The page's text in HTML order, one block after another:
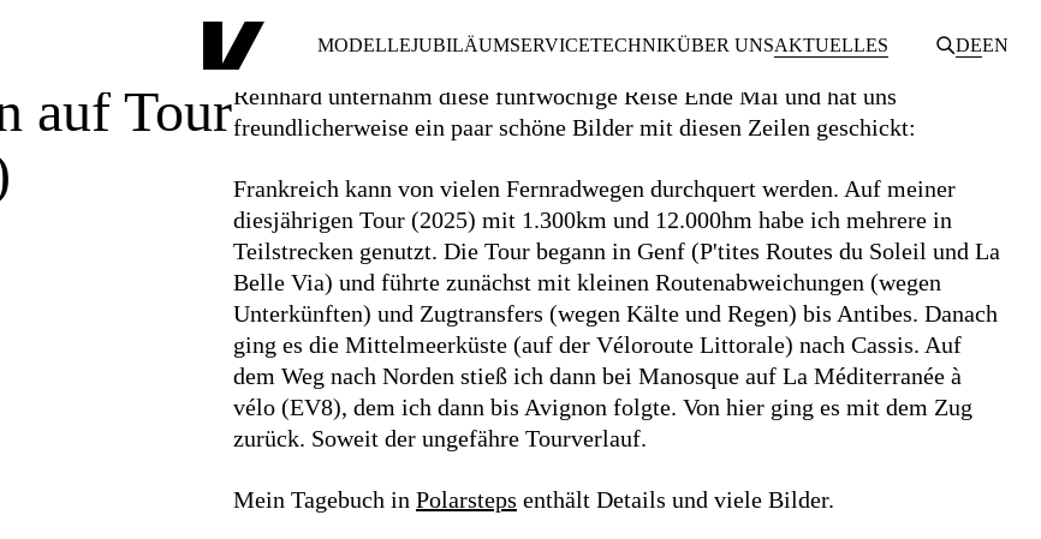
Navigation
MODELLEJUBILÄUMSERVICETECHNIKÜBER UNSAKTUELLES DEEN
auf TourReinhard unternahm diese fünfwöchige Reise Ende Mai und hat uns
freundlicherweise ein paar schöne Bilder mit diesen Zeilen geschickt:
Frankreich kann von vielen Fernradwegen durchquert werden. Auf meiner
diesjährigen Tour (2025) mit 1.300km und 12.000hm habe ich mehrere in
Teilstrecken genutzt. Die Tour begann in Genf (P'tites Routes du Soleil und La
Belle Via) und führte zunächst mit kleinen Routenabweichungen (wegen
Unterkünften) und Zugtransfers (wegen Kälte und Regen) bis Antibes. Danach
ging es die Mittelmeerküste (auf der Véloroute Littorale) nach Cassis. Auf
dem Weg nach Norden stieß ich dann bei Manosque auf La Méditerranée à
vélo (EV8), dem ich dann bis Avignon folgte. Von hier ging es mit dem Zug
zurück. Soweit der ungefähre Tourverlauf.
Mein Tagebuch in Polarsteps enthält Details und viele Bilder.